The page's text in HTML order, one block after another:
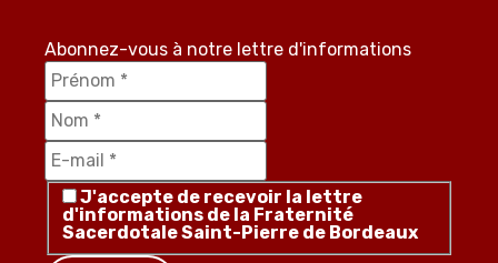
Abonnez-vous à notre lettre d'informations
J'accepte de recevoir la lettre
d'informations de la Fraternité
Sacerdotale Saint-Pierre de Bordeaux